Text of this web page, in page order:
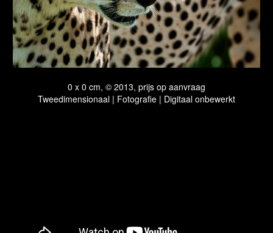
0 x 0 cm, © 2013, prijs op aanvraag
Tweedimensionaal | Fotografie | Digitaal onbewerkt